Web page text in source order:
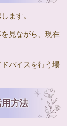
ます。
見ながら、現在
バイスを行う場
用方法